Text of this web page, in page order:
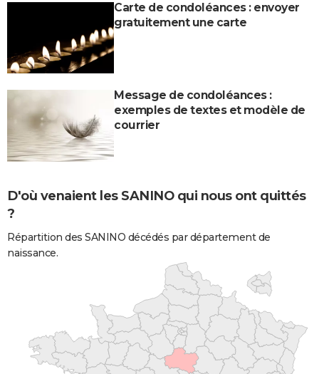
Carte de condoléances : envoyer
gratuitement une carte
Message de condoléances :
exemples de textes et modèle de
courrier
D'où venaient les SANINO qui nous ont quittés
?
Répartition des SANINO décédés par département de
naissance.